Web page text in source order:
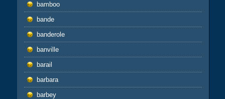
bamboo
bande
banderole
banville
barail
barbara
barbey